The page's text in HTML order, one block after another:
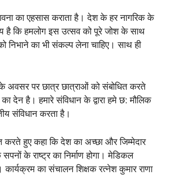
का एहसास कराता है। देश के हर नागरिक के
है कि हमलोग इस उत्सव को पूरे जोश के साथ
का भी संकल्प लेना चाहिए। साथ ही
के अवसर पर छात्र छात्राओं को संबोधित करते
है। हमारे संविधान के द्वारा हमे छ: मौलिक
संविधान करता है।
हुए कहा कि देश का अच्छा और जिम्मेदार
के राष्ट्र का निर्माण होगा। मेडिकल
का संचालन शिक्षक रत्नेश कुमार राणा